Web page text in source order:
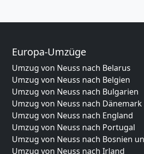
Europa-Umzüge
Umzug von Neuss nach Belarus
Umzug von Neuss nach Belgien
Umzug von Neuss nach Bulgarien
Umzug von Neuss nach Dänemark
Umzug von Neuss nach England
Umzug von Neuss nach Portugal
Umzug von Neuss nach Bosnien
Umzug von Neuss nach Irland